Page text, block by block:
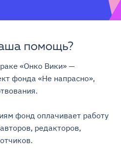
помощь?
«Онко Вики» —
фонда «Не напрасно»,
фонд оплачивает работу
редакторов,